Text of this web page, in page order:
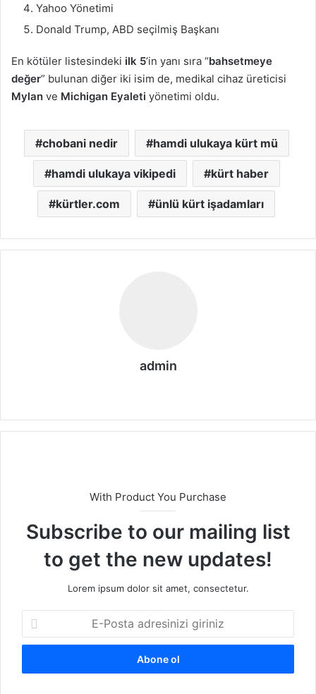
Yahoo Yönetimi
Donald Trump, ABD seçilmiş Başkanı
En kötüler listesindeki ilk 5’in yanı sıra “bahsetmeye
değer” bulunan diğer iki isim de, medikal cihaz üreticisi
Mylan ve Michigan Eyaleti yönetimi oldu.
chobani nedir hamdi ulukaya kürt mü
hamdi ulukaya vikipedi kürt haber
kürtler.com ünlü kürt işadamları
admin
sit
With Product You Purchase
Subscribe to our mailing list
to get the new updates!
Lorem ipsum dolor sit amet, consectetur.
P
s